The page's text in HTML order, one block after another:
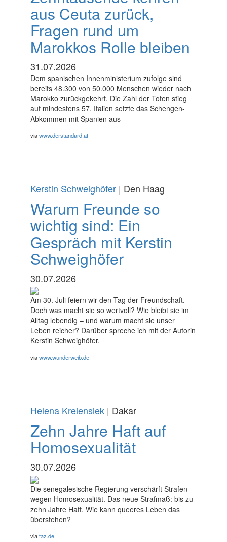
aus Ceuta zurück,
Fragen rund um
Marokkos Rolle bleiben
31.07.2026
Dem spanischen Innenministerium zufolge sind
bereits 48.300 von 50.000 Menschen wieder nach
Marokko zurückgekehrt. Die Zahl der Toten stieg
auf mindestens 57. Italien setzte das Schengen-
Abkommen mit Spanien aus
viawww.derstandard.at
Kerstin Schweighöfer | Den Haag
Warum Freunde so
wichtig sind: Ein
Gespräch mit Kerstin
Schweighöfer
30.07.2026
Am 30. Juli feiern wir den Tag der Freundschaft.
Doch was macht sie so wertvoll? Wie bleibt sie im
Alltag lebendig – und warum macht sie unser
Leben reicher? Darüber spreche ich mit der Autorin
Kerstin Schweighöfer.
viawww.wunderweib.de
Helena Kreiensiek | Dakar
Zehn Jahre Haft auf
Homosexualität
30.07.2026
Die senegalesische Regierung verschärft Strafen
wegen Homosexualität. Das neue Strafmaß: bis zu
zehn Jahre Haft. Wie kann queeres Leben das
überstehen?
viataz.de